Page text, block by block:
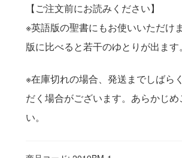
【ご注文前にお読みください】
※英語版の聖書にもお使いいただけ
版に比べると若干のゆとりが出ます。
※在庫切れの場合、発送までしばら
だく場合がございます。あらかじめ
い。